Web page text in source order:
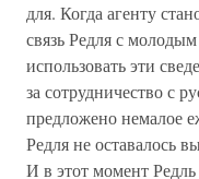
для. Когда агенту
связь Редля с
использовать эти
за сотрудничество с
предложено немалое
Редля не оставалось
И в этот момент